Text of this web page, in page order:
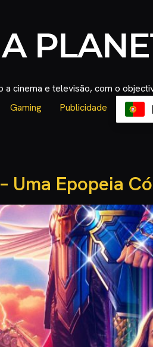
cinema e televisão, com o
Gaming Publicidade
Uma Epopeia